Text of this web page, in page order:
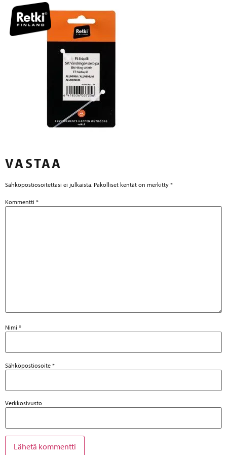
VASTAA
Sähköpostiosoitettasi ei julkaista. Pakolliset kentät on merkitty *
Kommentti *
Nimi *
Sähköpostiosoite *
Verkkosivusto